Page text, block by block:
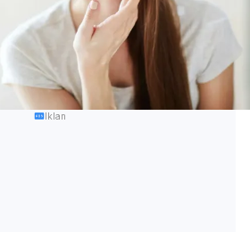
Iklan